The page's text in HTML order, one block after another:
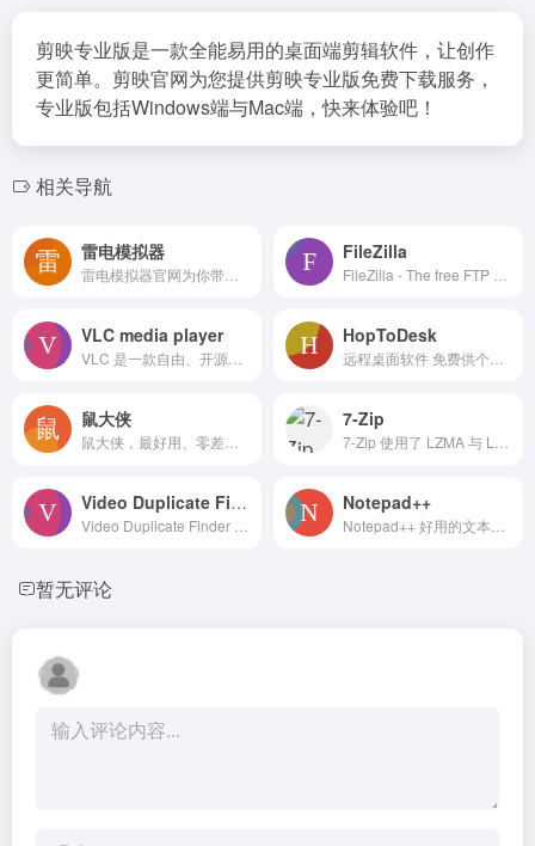
剪映专业版是一款全能易用的桌面端剪辑软件，让创作
更简单。剪映官网为您提供剪映专业版免费下载服务，
专业版包括Windows端与Mac端，快来体验吧！
相关导航
雷电模拟器 FileZilla
VLC media player HopToDesk
鼠大侠 7-Zip
Video Duplicate Finder Notepad++
暂无评论